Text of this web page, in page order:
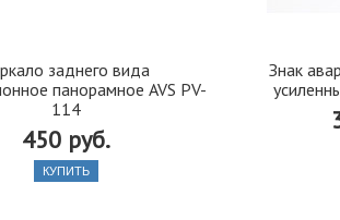
заднего вида
панорамное AVS PV-
114
450 руб.
КУПИТЬ
Знак